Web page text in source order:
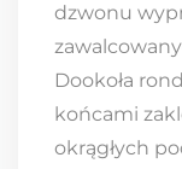
dzwonu
Dookoła
końcami
okrągłych